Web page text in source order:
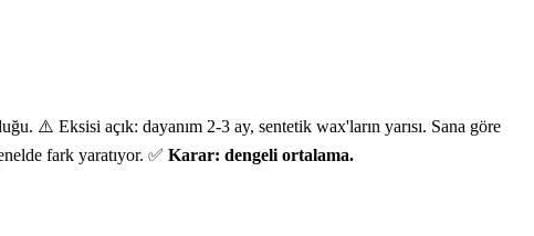
⚠️ Eksisi açık: dayanım 2-3 ay, sentetik wax'ların yarısı. Sana göre
fark yaratıyor. ✅ Karar: dengeli ortalama.